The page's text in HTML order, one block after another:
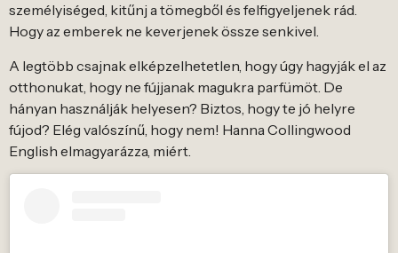
személyiséged, kitűnj a tömegből és felfigyeljenek rád.
Hogy az emberek ne keverjenek össze senkivel.
A legtöbb csajnak elképzelhetetlen, hogy úgy hagyják el az
otthonukat, hogy ne fújjanak magukra parfümöt. De
hányan használják helyesen? Biztos, hogy te jó helyre
fújod? Elég valószínű, hogy nem! Hanna Collingwood
English elmagyarázza, miért.